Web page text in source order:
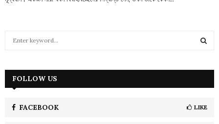
h
FOLLOW US
FACEBOOK LIKE